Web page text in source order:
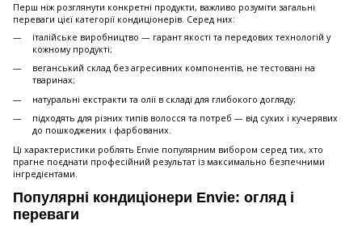
Перш ніж розглянути конкретні продукти, важливо розуміти загальні
переваги цієї категорії кондиціонерів. Серед них:
італійське виробництво — гарант якості та передових технологій у
кожному продукті;
веганський склад без агресивних компонентів, не тестовані на
тваринах;
натуральні екстракти та олії в складі для глибокого догляду;
підходять для різних типів волосся та потреб — від сухих і кучерявих
до пошкоджених і фарбованих.
Ці характеристики роблять Envie популярним вибором серед тих, хто
прагне поєднати професійний результат із максимально безпечними
інгредієнтами.
Популярні кондиціонери Envie: огляд і
переваги